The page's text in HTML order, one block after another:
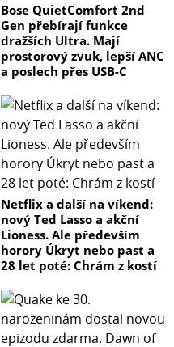
Bose QuietComfort 2nd
Gen přebírají funkce
dražších Ultra. Mají
prostorový zvuk, lepší ANC
a poslech přes USB-C
Netflix a další na víkend:
nový Ted Lasso a akční
Lioness. Ale především
horory Úkryt nebo past a
28 let poté: Chrám z kostí